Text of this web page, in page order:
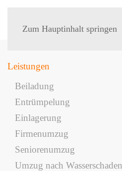
Zum Hauptinhalt springen
Leistungen
Beiladung
Entrümpelung
Einlagerung
Firmenumzug
Seniorenumzug
Umzug nach Wasserschaden